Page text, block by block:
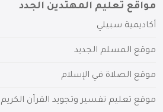
مواقع تعليم المهتدين الجدد
أكاديمية سبيلي
موقع المسلم الجديد
موقع الصلاة في الإسلام
موقع تعليم تفسير وتجويد القرآن الكريم